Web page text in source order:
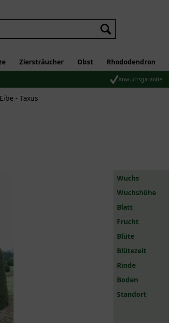
Ziersträucher Obst Rhododendron
Anwuchsgarantie
Eibe - Taxus
Wuchs
Wuchshöhe
Blatt
Frucht
Blüte
Blütezeit
Rinde
Boden
Standort